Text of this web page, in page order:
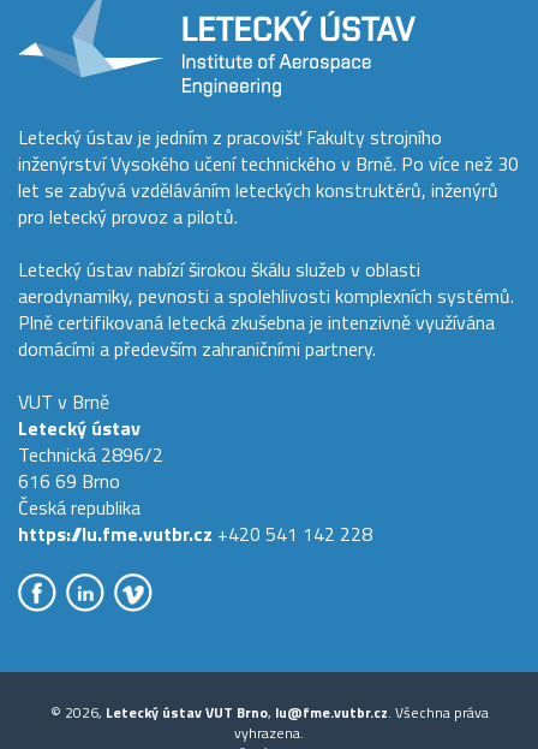
Letecký ústav je jedním z pracovišť Fakulty strojního
inženýrství Vysokého učení technického v Brně. Po více než 30
let se zabývá vzděláváním leteckých konstruktérů, inženýrů
pro letecký provoz a pilotů.
Letecký ústav nabízí širokou škálu služeb v oblasti
aerodynamiky, pevnosti a spolehlivosti komplexních systémů.
Plně certifikovaná letecká zkušebna je intenzivně využívána
domácími a především zahraničními partnery.
VUT v Brně
Letecký ústav
Technická 2896/2
616 69 Brno
Česká republika
https://lu.fme.vutbr.cz +420 541 142 228
© 2026, Letecký ústav VUT Brno, lu@fme.vutbr.cz. Všechna práva
vyhrazena.